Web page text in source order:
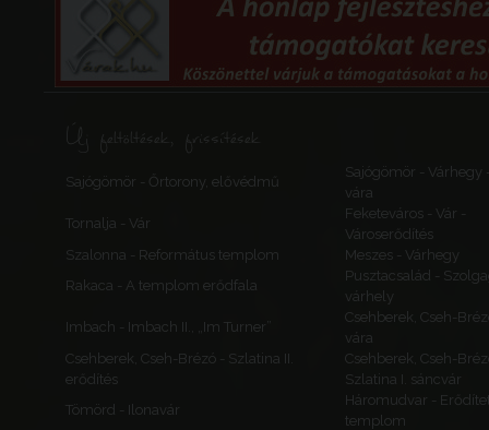
Új feltöltések, frissítések
Sajógömör - Őrtorony, elővédmű
Sajógömör - Várhegy
vára
Tornalja - Vár
Feketeváros - Vár -
Városerődítés
Szalonna - Református templom
Meszes - Várhegy
Rakaca - A templom erődfala
Pusztacsalád -
várhely
Imbach - Imbach II., „Im Turner”
Csehberek, Cseh-
vára
Csehberek, Cseh-Brézó - Szlatina II.
erődítés
Csehberek, Cseh-
Szlatina I. sáncvár
Tömörd - Ilonavár
Háromudvar -
templom